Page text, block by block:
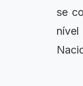
se